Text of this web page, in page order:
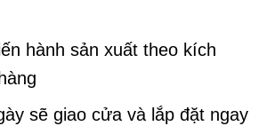
hành sản xuất theo kích
sẽ giao cửa và lắp đặt ngay